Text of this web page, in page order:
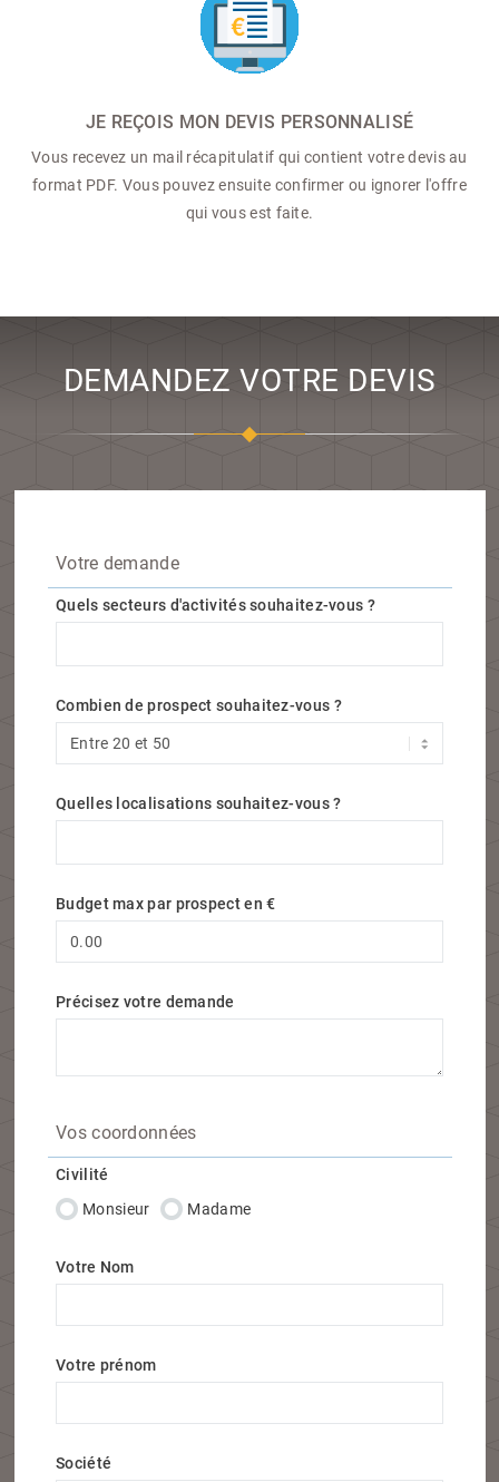
JE REÇOIS MON DEVIS PERSONNALISÉ
Vous recevez un mail récapitulatif qui contient votre devis au
format PDF. Vous pouvez ensuite confirmer ou ignorer l'offre
qui vous est faite.
DEMANDEZ VOTRE DEVIS
Votre demande
Quels secteurs d'activités souhaitez-vous ?
Combien de prospect souhaitez-vous ?
Quelles localisations souhaitez-vous ?
Budget max par prospect en €
Précisez votre demande
Vos coordonnées
Civilité
Monsieur
Madame
Votre Nom
Votre prénom
Société